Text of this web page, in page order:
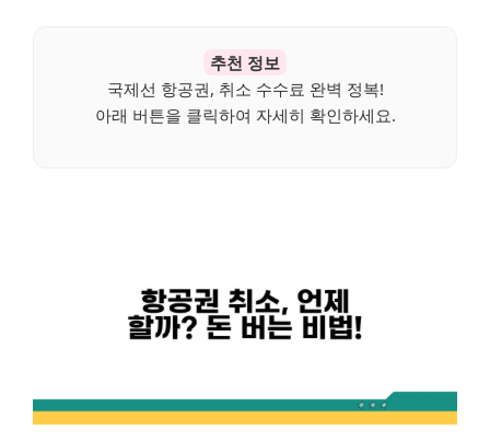
추천 정보
국제선 항공권, 취소 수수료 완벽 정복!
아래 버튼을 클릭하여 자세히 확인하세요.